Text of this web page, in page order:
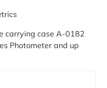
carrying case A-0182
Photometer and up